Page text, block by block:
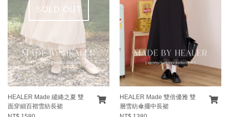
SOLD OUT
HEALER Made 繾綣之夏 雙
面穿細百褶雪紡長裙
HEALER Made 雙倍優雅 雙
層雪紡傘擺中長裙